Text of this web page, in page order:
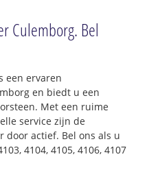
Culemborg. Bel
een ervaren
en biedt u een
Met een ruime
service zijn de
door actief. Bel ons als u
4104, 4105, 4106, 4107